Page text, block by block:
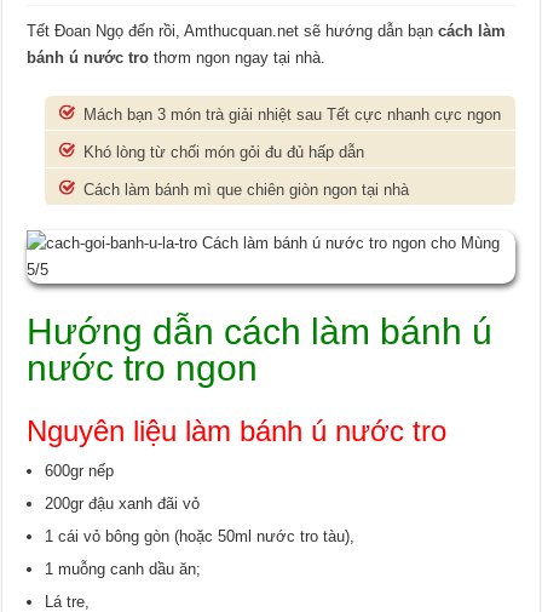
Tết Đoan Ngọ đến rồi, Amthucquan.net sẽ hướng dẫn bạncách làm
bánh ú nước tro thơm ngon ngay tại nhà.
Mách bạn 3 món trà giải nhiệt sau Tết cực nhanh cực ngon
Khó lòng từ chối món gỏi đu đủ hấp dẫn
Cách làm bánh mì que chiên giòn ngon tại nhà
Hướng dẫn cách làm bánh ú
nước tro ngon
Nguyên liệu làm bánh ú nước tro
600gr nếp
200gr đậu xanh đãi vỏ
1 cái vỏ bông gòn (hoặc 50ml nước tro tàu),
1 muỗng canh dầu ăn;
Lá tre,